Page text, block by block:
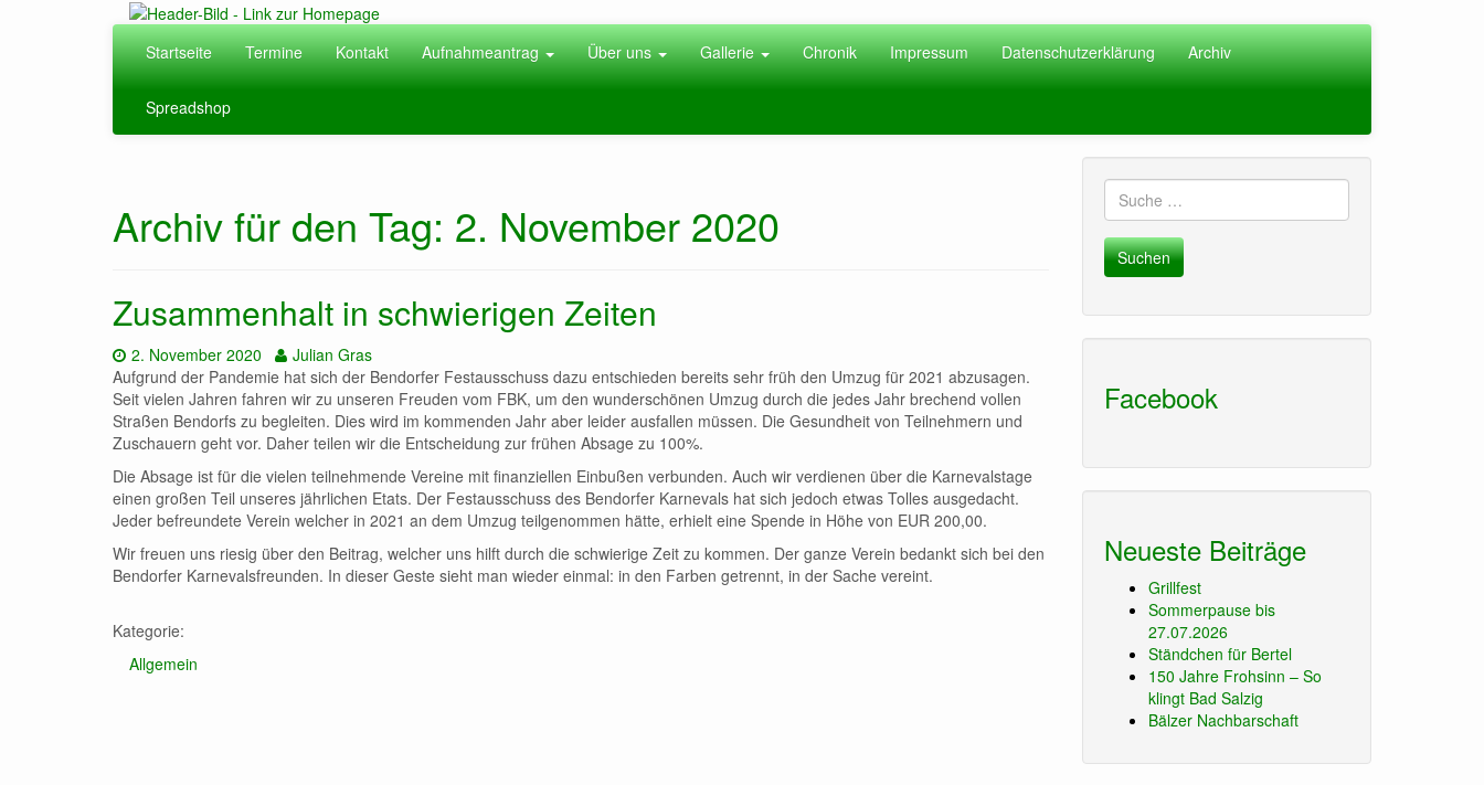
Startseite Termine Kontakt Aufnahmeantrag Über uns Gallerie Chronik Impressum Datenschutzerklärung Archiv
Spreadshop
Archiv für den Tag: 2. November 2020
Zusammenhalt in schwierigen Zeiten
Datum:
2. November 2020 Autor:
Julian Gras
Aufgrund der Pandemie hat sich der Bendorfer Festausschuss dazu entschieden bereits sehr früh den Umzug für 2021 abzusagen.
Seit vielen Jahren fahren wir zu unseren Freuden vom FBK, um den wunderschönen Umzug durch die jedes Jahr brechend vollen
Straßen Bendorfs zu begleiten. Dies wird im kommenden Jahr aber leider ausfallen müssen. Die Gesundheit von Teilnehmern und
Zuschauern geht vor. Daher teilen wir die Entscheidung zur frühen Absage zu 100%.
Die Absage ist für die vielen teilnehmende Vereine mit finanziellen Einbußen verbunden. Auch wir verdienen über die Karnevalstage
einen großen Teil unseres jährlichen Etats. Der Festausschuss des Bendorfer Karnevals hat sich jedoch etwas Tolles ausgedacht.
Jeder befreundete Verein welcher in 2021 an dem Umzug teilgenommen hätte, erhielt eine Spende in Höhe von EUR 200,00.
Wir freuen uns riesig über den Beitrag, welcher uns hilft durch die schwierige Zeit zu kommen. Der ganze Verein bedankt sich bei den
Bendorfer Karnevalsfreunden. In dieser Geste sieht man wieder einmal: in den Farben getrennt, in der Sache vereint.
Kategorie:
Allgemein
Suche
nach:
Facebook
Neueste Beiträge
Grillfest
Sommerpause bis
27.07.2026
Ständchen für Bertel
150 Jahre Frohsinn – So
klingt Bad Salzig
Bälzer Nachbarschaft